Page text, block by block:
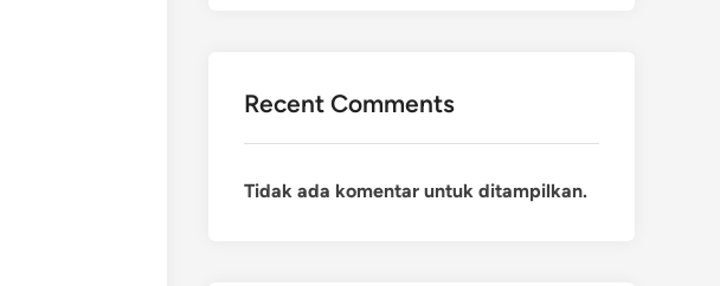
Recent Comments
Tidak ada komentar untuk ditampilkan.